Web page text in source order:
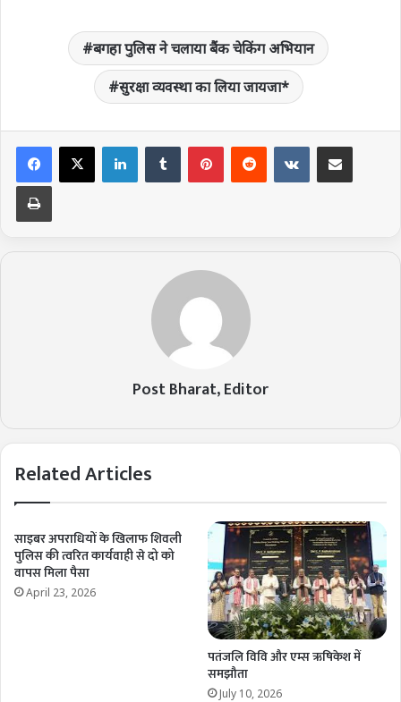
बगहा पुलिस ने चलाया बैंक चेकिंग अभियान
सुरक्षा व्यवस्था का लिया जायजा*
LinkedInTumblrPinterestRedditVKontakte
Share via Email
Print
Post Bharat, Editor
Related Articles
साइबर अपराधियों के खिलाफ शिवली
पुलिस की त्वरित कार्यवाही से दो को
वापस मिला पैसा
April 23, 2026
पतंजलि विवि और एम्स ऋषिकेश में
समझौता
July 10, 2026